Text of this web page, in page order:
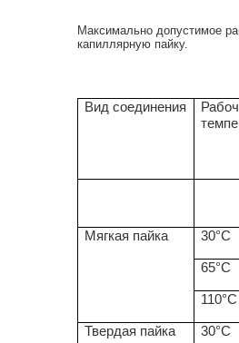
Максимально допустимое
капиллярную пайку.
Вид соединения
Мягкая пайка 30°C
65°C
110°C
Твердая пайка 30°C